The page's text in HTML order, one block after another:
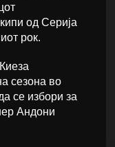
од Серија
рок.
сезона во
се избори за
Андони